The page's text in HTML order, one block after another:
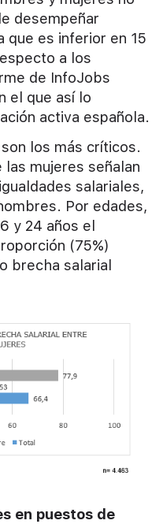
desempeñar
que es inferior en 15
a los
de InfoJobs
el que así lo
activa española.
los más críticos.
las mujeres señalan
salariales,
Por edades,
y 24 años el
(75%)
brecha salarial
en puestos de